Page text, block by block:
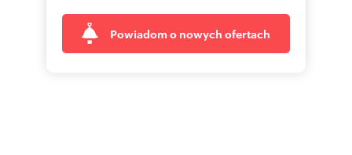
Powiadom o nowych ofertach